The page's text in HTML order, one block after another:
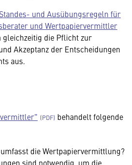
Standes- und Ausübungsregeln für
und Wertpapiervermittler
die Pflicht zur
Akzeptanz der Entscheidungen
aus.
behandelt folgende
die Wertpapiervermittlung?
sind notwendig, um die